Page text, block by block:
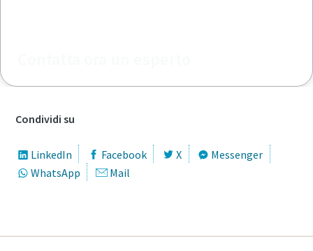
Condividi su
LinkedIn Facebook X
Messenger
WhatsApp
Mail